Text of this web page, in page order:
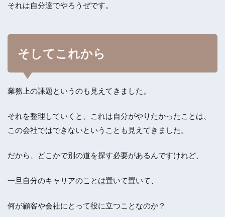
それは自分達でやろうぜです。
そしてこれから
業務上の課題というのも見えてきました。
それを整理していくと、これは自分がやりたかったことは、
この会社ではできないということも見えてきました。
だから、どこかで別の道を探す必要があるんですけれど、
一旦自分のキャリアのことは置いて置いて、
何が顧客や会社にとって役に立つことなのか？